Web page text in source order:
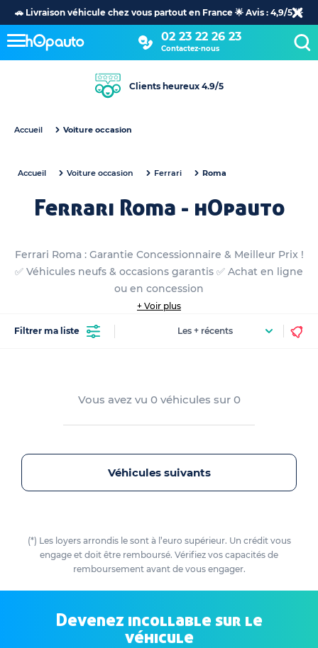
🚗 Livraison véhicule chez vous partout en France 🌟 Avis : 4,9/5 🌟
02 23 22 26 23
Contactez-nous
Clients heureux 4.9/5
Accueil Voiture occasion
Accueil Voiture occasion Ferrari Roma
Ferrari Roma - hOpauto
Ferrari Roma : Garantie Concessionnaire & Meilleur Prix !
✅ Véhicules neufs & occasions garantis ✅ Achat en ligne
ou en concession
+ Voir plus
Filtrer ma liste
Vous avez vu 0 véhicules sur 0
Véhicules suivants
(*) Les loyers arrondis le sont à l’euro supérieur. Un crédit vous
engage et doit être remboursé. Vérifiez vos capacités de
remboursement avant de vous engager.
Devenez incollable sur le
véhicule